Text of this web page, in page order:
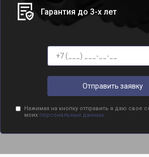
Гарантия до 3-х лет
Отправить заявку
Нажимая на кнопку отправить я даю свое
моих персональных данных.